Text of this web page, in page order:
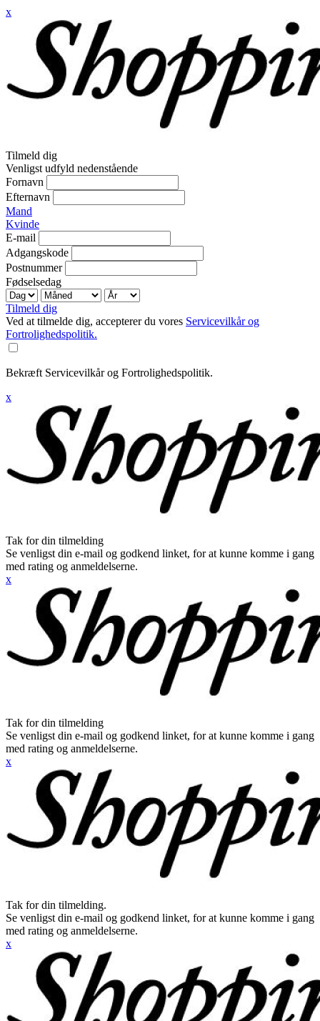
x
Tilmeld dig
Venligst udfyld nedenstående
Fornavn
Efternavn
Mand
Kvinde
E-mail
Adgangskode
Postnummer
Fødselsedag
Tilmeld dig
Ved at tilmelde dig, accepterer du vores Servicevilkår og
Fortrolighedspolitik.
Bekræft Servicevilkår og Fortrolighedspolitik.
x
Tak for din tilmelding
Se venligst din e-mail og godkend linket, for at kunne komme i gang
med rating og anmeldelserne.
x
Tak for din tilmelding
Se venligst din e-mail og godkend linket, for at kunne komme i gang
med rating og anmeldelserne.
x
Tak for din tilmelding.
Se venligst din e-mail og godkend linket, for at kunne komme i gang
med rating og anmeldelserne.
x